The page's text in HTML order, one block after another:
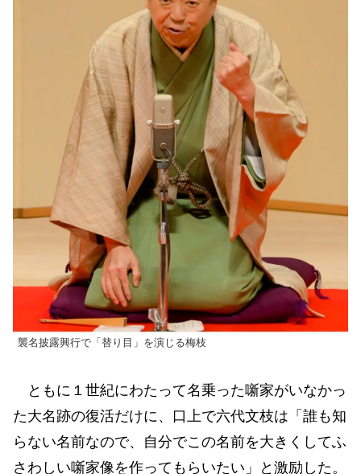
襲名披露興行で「替り目」を演じる梅枝
ともに１世紀にわたって名乗った噺家がいなかっ
た大名跡の復活だけに、口上で六代文枝は「誰も知
らない名前なので、自分でこの名前を大きくしてふ
さわしい噺家像を作ってもらいたい」と激励した。